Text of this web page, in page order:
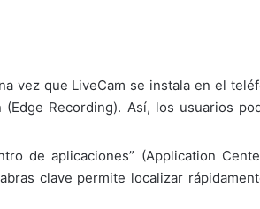
vez que LiveCam se instala en el
Recording). Así, los usuarios
de aplicaciones” (Application
clave permite localizar